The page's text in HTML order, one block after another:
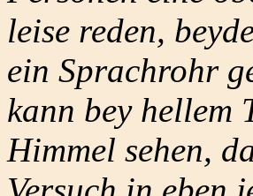
leise reden,
ein Sprachrohr
kann bey hellem
Himmel sehen,